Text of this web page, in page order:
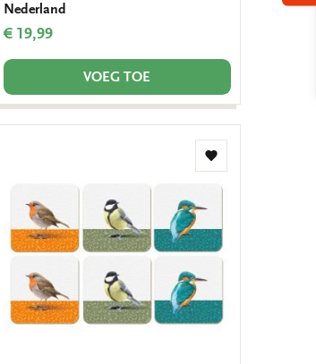
Nederland
€ 19,99
VOEG TOE
Toevoegen
verlanglijst